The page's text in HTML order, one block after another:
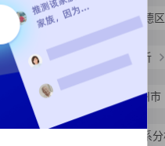
间距今 400 年 支系分析
梁**汉族 广东省 佛山市 顺德区
陈** 汉族 广东省 茂名市 化州市
支系